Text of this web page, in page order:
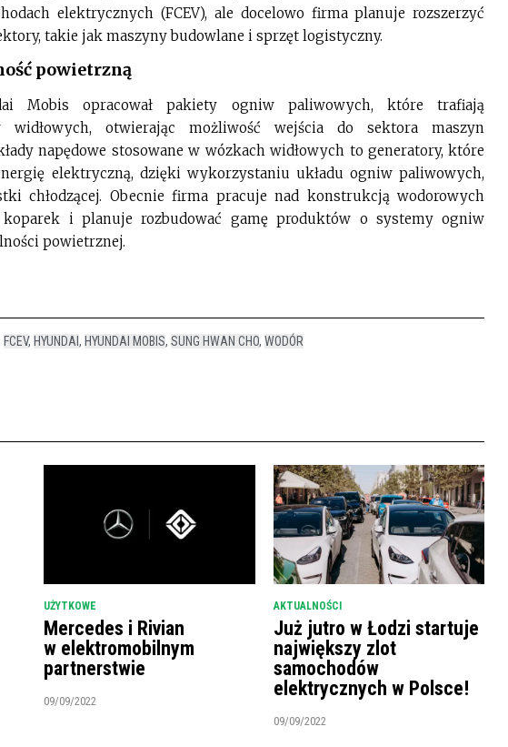
elektrycznych (FCEV), ale docelowo firma planuje rozszerzyć
takie jak maszyny budowlane i sprzęt logistyczny.
powietrzną
Mobis opracował pakiety ogniw paliwowych, które trafiają
widłowych, otwierając możliwość wejścia do sektora maszyn
napędowe stosowane w wózkach widłowych to generatory, które
elektryczną, dzięki wykorzystaniu układu ogniw paliwowych,
chłodzącej. Obecnie firma pracuje nad konstrukcją wodorowych
koparek i planuje rozbudować gamę produktów o systemy ogniw
powietrznej.
FCEV, HYUNDAI , HYUNDAI MOBIS, SUNG HWAN CHO, WODÓR
UŻYTKOWE
Mercedes i Rivian
w elektromobilnym
partnerstwie
09/09/2022
AKTUALNOŚCI
Już jutro w Łodzi startuje
największy zlot
samochodów
elektrycznych w Polsce!
09/09/2022